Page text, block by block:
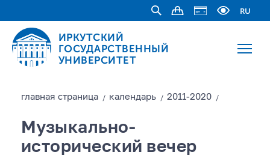
RU
ИРКУТСКИЙ
ГОСУДАРСТВЕННЫЙ
УНИВЕРСИТЕТ
главная страницa / календарь / 2011-2020 /
Музыкально-
исторический вечер